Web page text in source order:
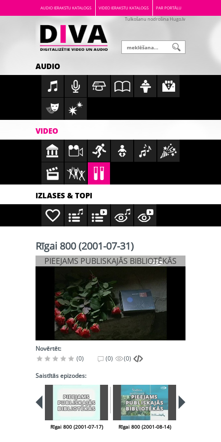
AUDIO IERAKSTU KATALOGS VIDEO IERAKSTU KATALOGS PAR PORTĀLU
Tulkošanu nodrošina Hugo.lv
AUDIO
VIDEO
IZLASES & TOPI
Rīgai 800 (2001-07-31)
PIEEJAMS PUBLISKAJĀS BIBLIOTĒKĀS
Novērtēt:
(0)
(0) (0)
Saistītās epizodes:
PIEEJAMS
PUBLISKAJĀS
BIBLIOTĒKĀS
Rīgai 800 (2001-07-17)
PIEEJAMS
PUBLISKAJĀS
BIBLIOTĒKĀS
Rīgai 800 (2001-08-14)